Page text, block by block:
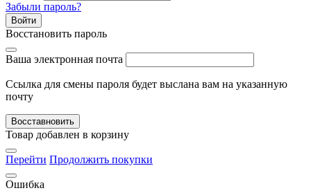
Забыли пароль?
Войти
Восстановить пароль
Ваша электронная почта
Ссылка для смены пароля будет выслана вам на указанную
почту
Восставновить
Товар добавлен в корзину
Перейти Продолжить покупки
Ошибка